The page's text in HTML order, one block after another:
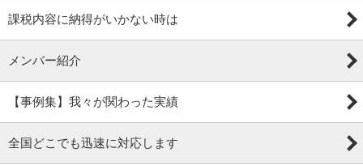
課税内容に納得がいかない時は
メンバー紹介
【事例集】我々が関わった実績
全国どこでも迅速に対応します